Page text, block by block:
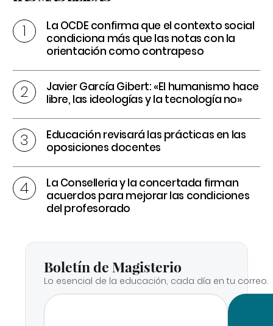
La OCDE confirma que el contexto social
condiciona más que las notas con la
orientación como contrapeso
Javier García Gibert: «El humanismo hace
libre, las ideologías y la tecnología no»
Educación revisará las prácticas en las
oposiciones docentes
La Conselleria y la concertada firman
acuerdos para mejorar las condiciones
del profesorado
Boletín de Magisterio
Lo esencial de la educación, cada día en tu correo.